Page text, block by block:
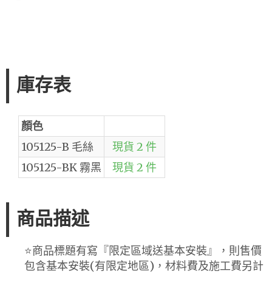
庫存表
顏色
105125-B 毛絲
現貨 2 件
105125-BK 霧黑
現貨 2 件
商品描述
⭐️商品標題有寫『限定區域送基本安裝』，則售價
包含基本安裝(有限定地區)，材料費及施工費另計